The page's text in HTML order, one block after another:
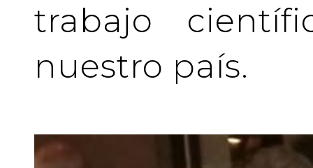
trabajo
nuestro país.